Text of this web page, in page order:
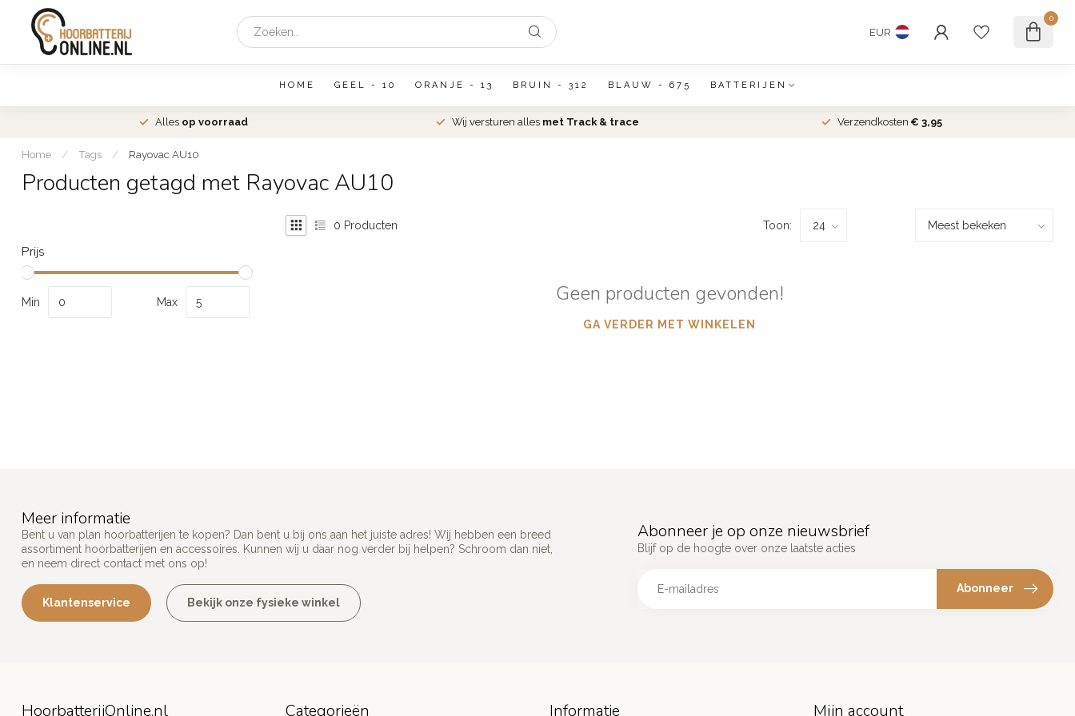
EUR
0
HOME GEEL - 10 ORANJE - 13 BRUIN - 312 BLAUW - 675 BATTERIJEN
Alles op voorraad Wij versturen alles met Track & trace Verzendkosten € 3,95
Home / Tags / Rayovac AU10
Producten getagd met Rayovac AU10
Prijs
Min Max
0 Producten Toon:
Geen producten gevonden!
GA VERDER MET WINKELEN
Meer informatie
Bent u van plan hoorbatterijen te kopen? Dan bent u bij ons aan het juiste adres! Wij hebben een breed
assortiment hoorbatterijen en accessoires. Kunnen wij u daar nog verder bij helpen? Schroom dan niet,
en neem direct contact met ons op!
Klantenservice Bekijk onze fysieke winkel
Abonneer je op onze nieuwsbrief
Blijf op de hoogte over onze laatste acties
Abonneer
HoorbatterijOnline.nl Categorieën Informatie Mijn account